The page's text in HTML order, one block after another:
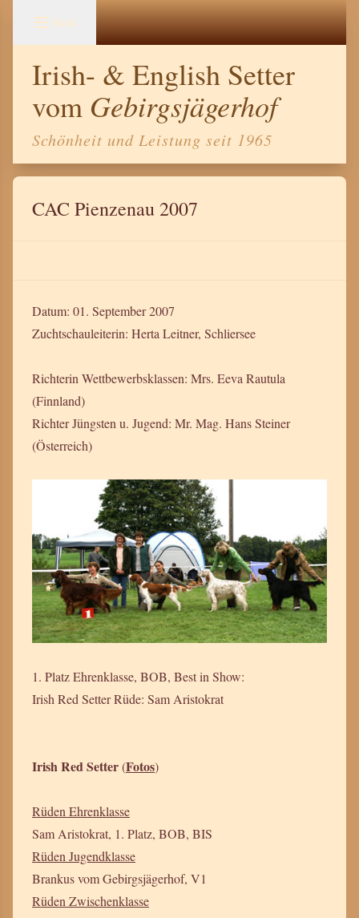
Menü
Irish- & English Setter
vom Gebirgsjägerhof
Schönheit und Leistung seit 1965
CAC Pienzenau 2007
Datum: 01. September 2007
Zuchtschauleiterin: Herta Leitner, Schliersee
Richterin Wettbewerbsklassen: Mrs. Eeva Rautula
(Finnland)
Richter Jüngsten u. Jugend: Mr. Mag. Hans Steiner
(Österreich)
1. Platz Ehrenklasse, BOB, Best in Show:
Irish Red Setter Rüde: Sam Aristokrat
Irish Red Setter(Fotos)
Rüden Ehrenklasse
Sam Aristokrat, 1. Platz, BOB, BIS
Rüden Jugendklasse
Brankus vom Gebirgsjägerhof, V1
Rüden Zwischenklasse